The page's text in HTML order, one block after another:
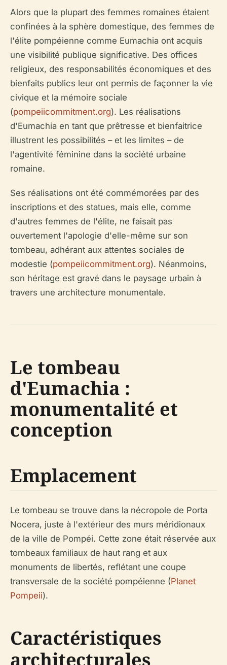
Alors que la plupart des femmes romaines étaient
confinées à la sphère domestique, des femmes de
l'élite pompéienne comme Eumachia ont acquis
une visibilité publique significative. Des offices
religieux, des responsabilités économiques et des
bienfaits publics leur ont permis de façonner la vie
civique et la mémoire sociale
(pompeiicommitment.org). Les réalisations
d'Eumachia en tant que prêtresse et bienfaitrice
illustrent les possibilités – et les limites – de
l'agentivité féminine dans la société urbaine
romaine.
Ses réalisations ont été commémorées par des
inscriptions et des statues, mais elle, comme
d'autres femmes de l'élite, ne faisait pas
ouvertement l'apologie d'elle-même sur son
tombeau, adhérant aux attentes sociales de
modestie (pompeiicommitment.org). Néanmoins,
son héritage est gravé dans le paysage urbain à
travers une architecture monumentale.
Le tombeau
d'Eumachia :
monumentalité et
conception
Emplacement
Le tombeau se trouve dans la nécropole de Porta
Nocera, juste à l'extérieur des murs méridionaux
de la ville de Pompéi. Cette zone était réservée aux
tombeaux familiaux de haut rang et aux
monuments de libertés, reflétant une coupe
transversale de la société pompéienne (Planet
Pompeii).
Caractéristiques
architecturales